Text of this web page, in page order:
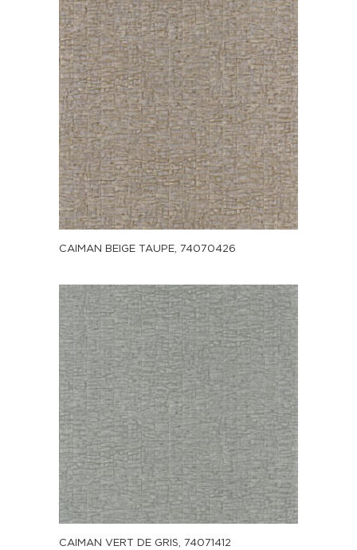
CAIMAN BEIGE TAUPE, 74070426
CAIMAN VERT DE GRIS, 74071412